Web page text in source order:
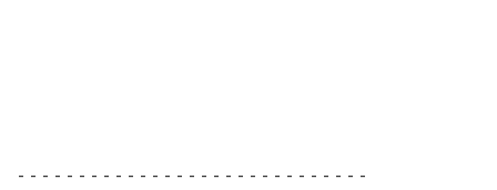
- - - - - - - - - - - - - - - - - - - - - - - - - - - - -